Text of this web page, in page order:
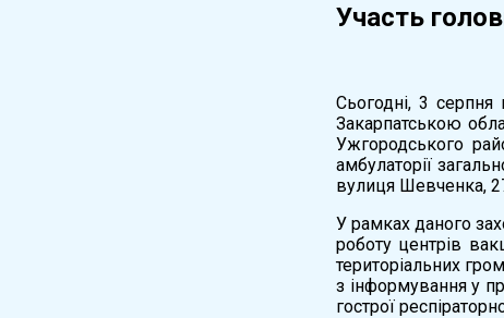
Участь
Сьогодні, 3 серпня
Закарпатською
Ужгородського
амбулаторії
вулиця Шевченка,
У рамках даного
роботу центрів
територіальних
з інформування у
гострої